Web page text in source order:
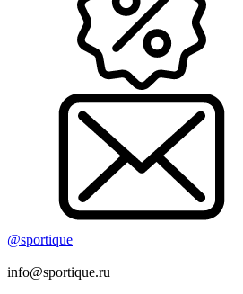
@sportique
info@sportique.ru